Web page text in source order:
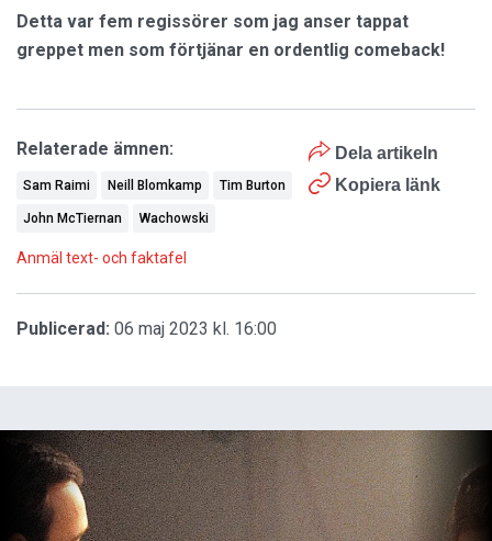
Detta var fem regissörer som jag anser tappat
greppet men som förtjänar en ordentlig comeback!
Dela artikeln
Kopiera länk
Relaterade ämnen:
Sam Raimi Neill Blomkamp Tim Burton
John McTiernan Wachowski
Anmäl text- och faktafel
Publicerad: 06 maj 2023 kl. 16:00